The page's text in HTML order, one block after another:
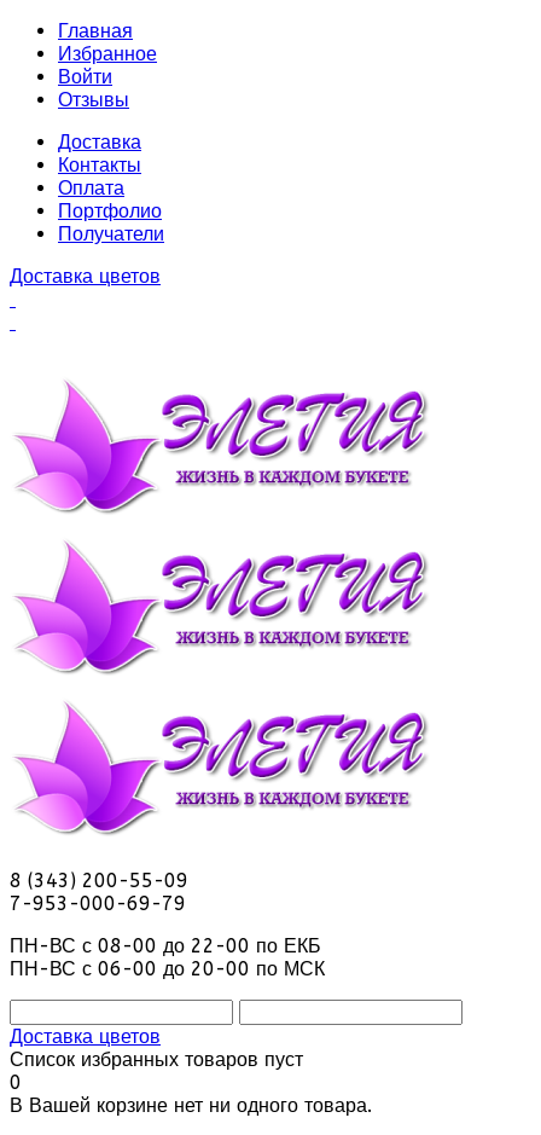
Главная
Избранное
Войти
Отзывы
Доставка
Контакты
Оплата
Портфолио
Получатели
Доставка цветов
8 (343) 200-55-09
7-953-000-69-79
ПН-ВС с 08-00 до 22-00 по ЕКБ
ПН-ВС с 06-00 до 20-00 по МСК
Доставка цветов
Список избранных товаров пуст
0
В Вашей корзине нет ни одного товара.